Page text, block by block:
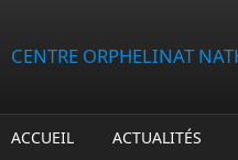
CENTRE ORPHELINAT
ACCUEIL ACTUALITÉS